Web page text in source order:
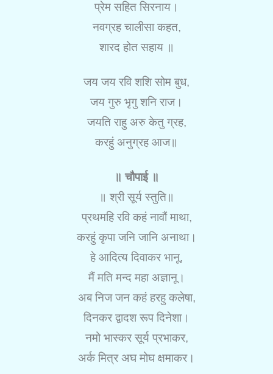
प्रेम सहित सिरनाय।
नवग्रह चालीसा कहत,
शारद होत सहाय ॥
जय जय रवि शशि सोम बुध,
जय गुरु भृगु शनि राज।
जयति राहु अरु केतु ग्रह,
करहुं अनुग्रह आज॥
॥ चौपाई ॥
॥ श्री सूर्य स्तुति॥
प्रथमहि रवि कहं नावौं माथा,
करहुं कृपा जनि जानि अनाथा।
हे आदित्य दिवाकर भानू,
मैं मति मन्द महा अज्ञानू।
अब निज जन कहं हरहु कलेषा,
दिनकर द्वादश रूप दिनेशा।
नमो भास्कर सूर्य प्रभाकर,
अर्क मित्र अघ मोघ क्षमाकर।